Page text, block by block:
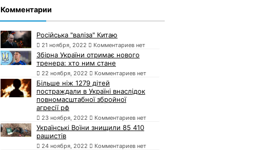
Комментарии
Російська "валіза" Китаю
21 ноября, 2022 Комментариев нет
Збірна України отримає нового
тренера: хто ним стане
22 ноября, 2022 Комментариев нет
Більше ніж 1279 дітей
постраждали в Україні внаслідок
повномасштабної збройної
агресії рф
23 ноября, 2022 Комментариев нет
Українські Воїни знищили 85 410
рашистів
24 ноября, 2022 Комментариев нет